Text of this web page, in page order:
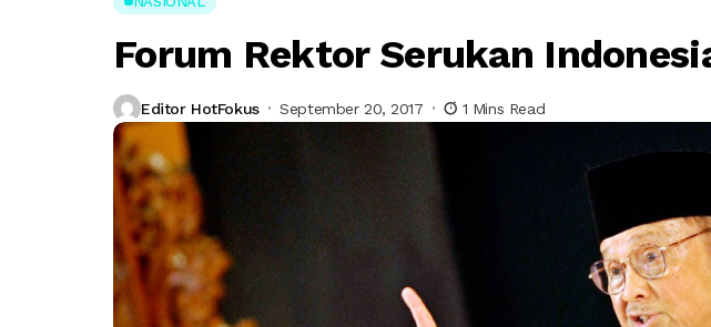
Forum Rektor Serukan
Editor HotFokus September 20, 2017 1 Mins Read